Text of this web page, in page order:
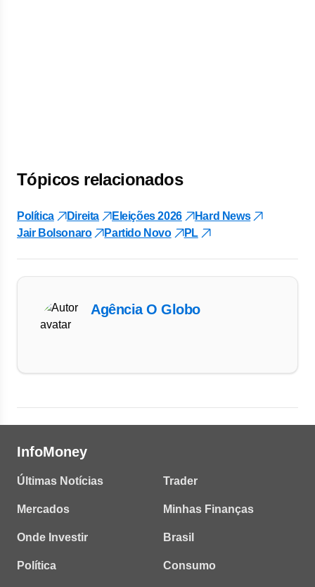
Tópicos relacionados
Política Direita Eleições 2026
Hard News
Jair Bolsonaro
Partido Novo PL
Agência O Globo
InfoMoney
Últimas Notícias
Mercados
Onde Investir
Política
Trader
Minhas Finanças
Brasil
Consumo